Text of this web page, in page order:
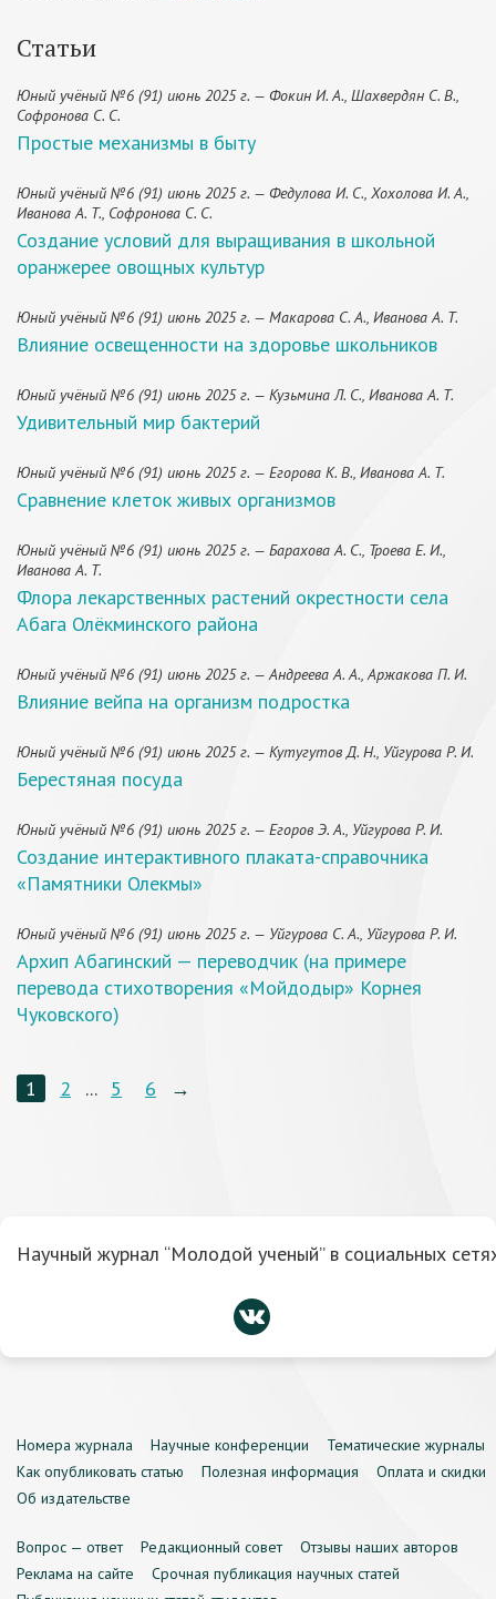
Статьи
Юный учёный №6 (91) июнь 2025 г. — Фокин И. А., Шахвердян С. В.,
Софронова С. С.
Простые механизмы в быту
Юный учёный №6 (91) июнь 2025 г. — Федулова И. С., Хохолова И. А.,
Иванова А. Т., Софронова С. С.
Создание условий для выращивания в школьной
оранжерее овощных культур
Юный учёный №6 (91) июнь 2025 г. — Макарова С. А., Иванова А. Т.
Влияние освещенности на здоровье школьников
Юный учёный №6 (91) июнь 2025 г. — Кузьмина Л. С., Иванова А. Т.
Удивительный мир бактерий
Юный учёный №6 (91) июнь 2025 г. — Егорова К. В., Иванова А. Т.
Сравнение клеток живых организмов
Юный учёный №6 (91) июнь 2025 г. — Барахова А. С., Троева Е. И.,
Иванова А. Т.
Флора лекарственных растений окрестности села
Абага Олёкминского района
Юный учёный №6 (91) июнь 2025 г. — Андреева А. А., Аржакова П. И.
Влияние вейпа на организм подростка
Юный учёный №6 (91) июнь 2025 г. — Кутугутов Д. Н., Уйгурова Р. И.
Берестяная посуда
Юный учёный №6 (91) июнь 2025 г. — Егоров Э. А., Уйгурова Р. И.
Создание интерактивного плаката-справочника
«Памятники Олекмы»
Юный учёный №6 (91) июнь 2025 г. — Уйгурова С. А., Уйгурова Р. И.
Архип Абагинский — переводчик (на примере
перевода стихотворения «Мойдодыр» Корнея
Чуковского)
1 2 ... 5 6 →
Научный журнал “Молодой ученый” в социальных
Номера журнала Научные конференции
Тематические журналы
Как опубликовать статью
Полезная информация
Оплата и скидки
Об издательстве
Вопрос — ответ Редакционный совет
Отзывы наших авторов
Реклама на сайте
Срочная публикация научных статей